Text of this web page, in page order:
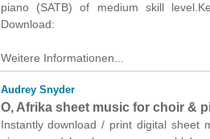
piano (SATB) of medium skill
Download:
Weitere Informationen...
Audrey Snyder
O, Afrika sheet music for choir &
Instantly download / print digital sheet